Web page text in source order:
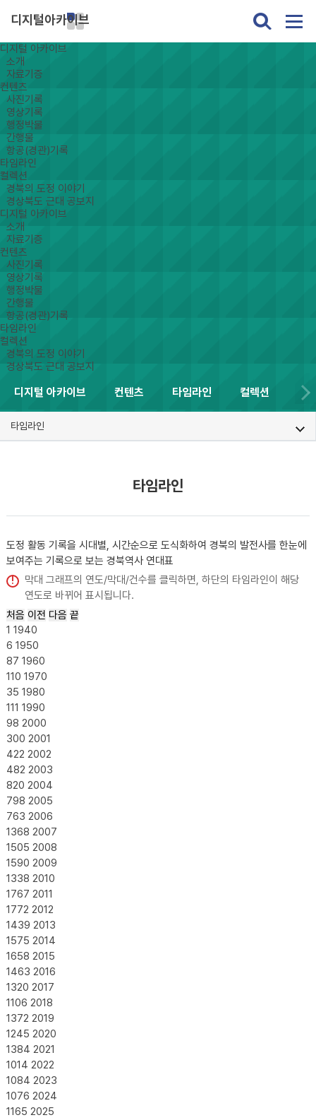
디지털아카이브
디지털 아카이브
소개
자료기증
컨텐츠
사진기록
영상기록
행정박물
간행물
항공(경관)기록
타임라인
컬렉션
경북의 도정 이야기
경상북도 근대 공보지
디지털 아카이브
소개
자료기증
컨텐츠
사진기록
영상기록
행정박물
간행물
항공(경관)기록
타임라인
컬렉션
경북의 도정 이야기
경상북도 근대 공보지
디지털 아카이브 컨텐츠 타임라인 컬렉션
타임라인
타임라인
도정 활동 기록을 시대별, 시간순으로 도식화하여 경북의 발전사를 한눈에
보여주는 기록으로 보는 경북역사 연대표
막대 그래프의 연도/막대/건수를 클릭하면, 하단의 타임라인이 해당
연도로 바뀌어 표시됩니다.
처음 이전 다음 끝
1 1940
6 1950
87 1960
110 1970
35 1980
111 1990
98 2000
300 2001
422 2002
482 2003
820 2004
798 2005
763 2006
1368 2007
1505 2008
1590 2009
1338 2010
1767 2011
1772 2012
1439 2013
1575 2014
1658 2015
1463 2016
1320 2017
1106 2018
1372 2019
1245 2020
1384 2021
1014 2022
1084 2023
1076 2024
1165 2025